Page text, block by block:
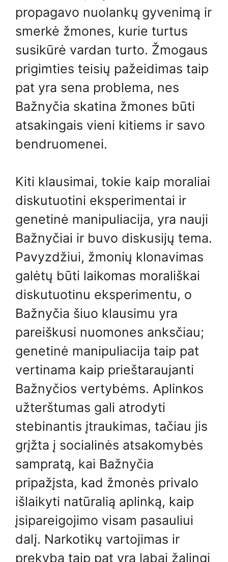
propagavo nuolankų gyvenimą ir
smerkė žmones, kurie turtus
susikūrė vardan turto. Žmogaus
prigimties teisių pažeidimas taip
pat yra sena problema, nes
Bažnyčia skatina žmones būti
atsakingais vieni kitiems ir savo
bendruomenei.
Kiti klausimai, tokie kaip moraliai
diskutuotini eksperimentai ir
genetinė manipuliacija, yra nauji
Bažnyčiai ir buvo diskusijų tema.
Pavyzdžiui, žmonių klonavimas
galėtų būti laikomas morališkai
diskutuotinu eksperimentu, o
Bažnyčia šiuo klausimu yra
pareiškusi nuomones anksčiau;
genetinė manipuliacija taip pat
vertinama kaip prieštaraujanti
Bažnyčios vertybėms. Aplinkos
užterštumas gali atrodyti
stebinantis įtraukimas, tačiau jis
grįžta į socialinės atsakomybės
sampratą, kai Bažnyčia
pripažįsta, kad žmonės privalo
išlaikyti natūralią aplinką, kaip
įsipareigojimo visam pasauliui
dalį. Narkotikų vartojimas ir
prekyba taip pat yra labai žalingi